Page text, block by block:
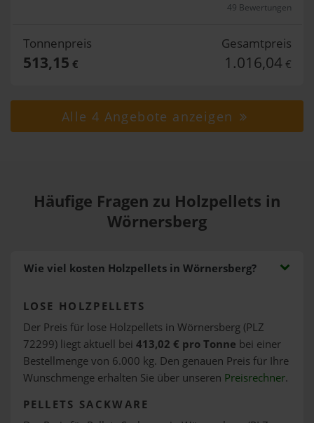
49 Bewertungen
Tonnenpreis
513,15 €
Gesamtpreis
1.016,04 €
Alle 4 Angebote anzeigen
Häufige Fragen zu Holzpellets in
Wörnersberg
Wie viel kosten Holzpellets in Wörnersberg?
LOSE HOLZPELLETS
Der Preis für lose Holzpellets in Wörnersberg (PLZ
72299) liegt aktuell bei 413,02 € pro Tonne bei einer
Bestellmenge von 6.000 kg. Den genauen Preis für Ihre
Wunschmenge erhalten Sie über unseren Preisrechner.
PELLETS SACKWARE